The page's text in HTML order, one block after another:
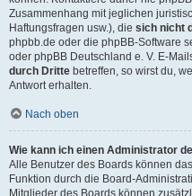
Zusammenhang mit jeglichen
Haftungsfragen usw.), die sich nicht
phpbb.de oder die phpBB-Software
oder phpBB Deutschland e. V. E-
durch Dritte betreffen, so wirst du,
Antwort erhalten.
Nach oben
Wie kann ich einen Administrator
Alle Benutzer des Boards können
Funktion durch die Board-
Mitglieder des Boards können